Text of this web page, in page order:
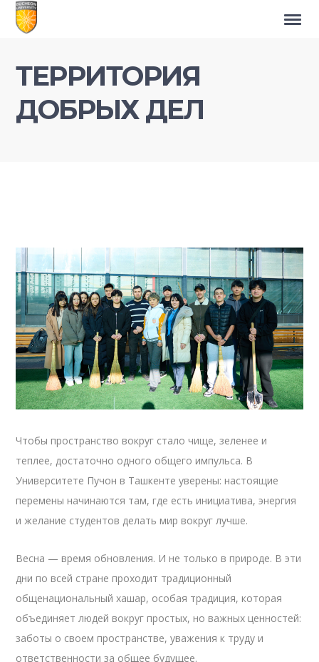
ТЕРРИТОРИЯ
ДОБРЫХ ДЕЛ
Чтобы пространство вокруг стало чище, зеленее и
теплее, достаточно одного общего импульса. В
Университете Пучон в Ташкенте уверены: настоящие
перемены начинаются там, где есть инициатива, энергия
и желание студентов делать мир вокруг лучше.
Весна — время обновления. И не только в природе. В эти
дни по всей стране проходит традиционный
общенациональный хашар, особая традиция, которая
объединяет людей вокруг простых, но важных ценностей:
заботы о своем пространстве, уважения к труду и
ответственности за общее будущее.